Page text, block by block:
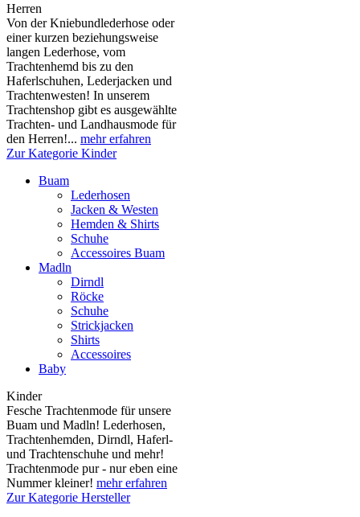
Herren
Von der Kniebundlederhose oder
einer kurzen beziehungsweise
langen Lederhose, vom
Trachtenhemd bis zu den
Haferlschuhen, Lederjacken und
Trachtenwesten! In unserem
Trachtenshop gibt es ausgewählte
Trachten- und Landhausmode für
den Herren!... mehr erfahren
Zur Kategorie Kinder
Buam
Lederhosen
Jacken & Westen
Hemden & Shirts
Schuhe
Accessoires Buam
Madln
Dirndl
Röcke
Schuhe
Strickjacken
Shirts
Accessoires
Baby
Kinder
Fesche Trachtenmode für unsere
Buam und Madln! Lederhosen,
Trachtenhemden, Dirndl, Haferl-
und Trachtenschuhe und mehr!
Trachtenmode pur - nur eben eine
Nummer kleiner! mehr erfahren
Zur Kategorie Hersteller